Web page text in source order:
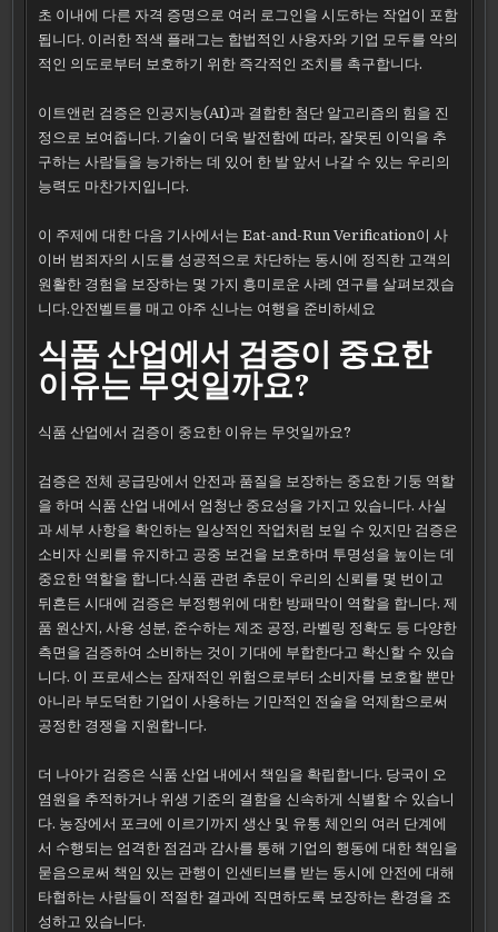
초 이내에 다른 자격 증명으로 여러 로그인을 시도하는 작업이 포함
됩니다. 이러한 적색 플래그는 합법적인 사용자와 기업 모두를 악의
적인 의도로부터 보호하기 위한 즉각적인 조치를 촉구합니다.
이트앤런 검증은 인공지능(AI)과 결합한 첨단 알고리즘의 힘을 진
정으로 보여줍니다. 기술이 더욱 발전함에 따라, 잘못된 이익을 추
구하는 사람들을 능가하는 데 있어 한 발 앞서 나갈 수 있는 우리의
능력도 마찬가지입니다.
이 주제에 대한 다음 기사에서는 Eat-and-Run Verification이 사
이버 범죄자의 시도를 성공적으로 차단하는 동시에 정직한 고객의
원활한 경험을 보장하는 몇 가지 흥미로운 사례 연구를 살펴보겠습
니다.안전벨트를 매고 아주 신나는 여행을 준비하세요
식품 산업에서 검증이 중요한
이유는 무엇일까요?
식품 산업에서 검증이 중요한 이유는 무엇일까요?
검증은 전체 공급망에서 안전과 품질을 보장하는 중요한 기둥 역할
을 하며 식품 산업 내에서 엄청난 중요성을 가지고 있습니다. 사실
과 세부 사항을 확인하는 일상적인 작업처럼 보일 수 있지만 검증은
소비자 신뢰를 유지하고 공중 보건을 보호하며 투명성을 높이는 데
중요한 역할을 합니다.식품 관련 추문이 우리의 신뢰를 몇 번이고
뒤흔든 시대에 검증은 부정행위에 대한 방패막이 역할을 합니다. 제
품 원산지, 사용 성분, 준수하는 제조 공정, 라벨링 정확도 등 다양한
측면을 검증하여 소비하는 것이 기대에 부합한다고 확신할 수 있습
니다. 이 프로세스는 잠재적인 위험으로부터 소비자를 보호할 뿐만
아니라 부도덕한 기업이 사용하는 기만적인 전술을 억제함으로써
공정한 경쟁을 지원합니다.
더 나아가 검증은 식품 산업 내에서 책임을 확립합니다. 당국이 오
염원을 추적하거나 위생 기준의 결함을 신속하게 식별할 수 있습니
다. 농장에서 포크에 이르기까지 생산 및 유통 체인의 여러 단계에
서 수행되는 엄격한 점검과 감사를 통해 기업의 행동에 대한 책임을
묻음으로써 책임 있는 관행이 인센티브를 받는 동시에 안전에 대해
타협하는 사람들이 적절한 결과에 직면하도록 보장하는 환경을 조
성하고 있습니다.